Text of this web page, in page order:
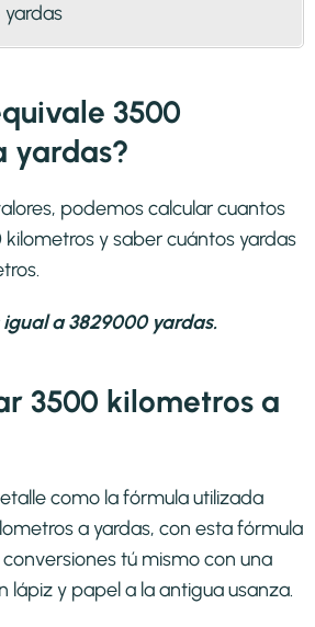
yardas
3500
yardas?
podemos calcular cuantos
y saber cuántos yardas
a 3829000 yardas.
3500 kilometros a
como la fórmula utilizada
a yardas, con esta fórmula
tú mismo con una
lápiz y papel a la antigua usanza.